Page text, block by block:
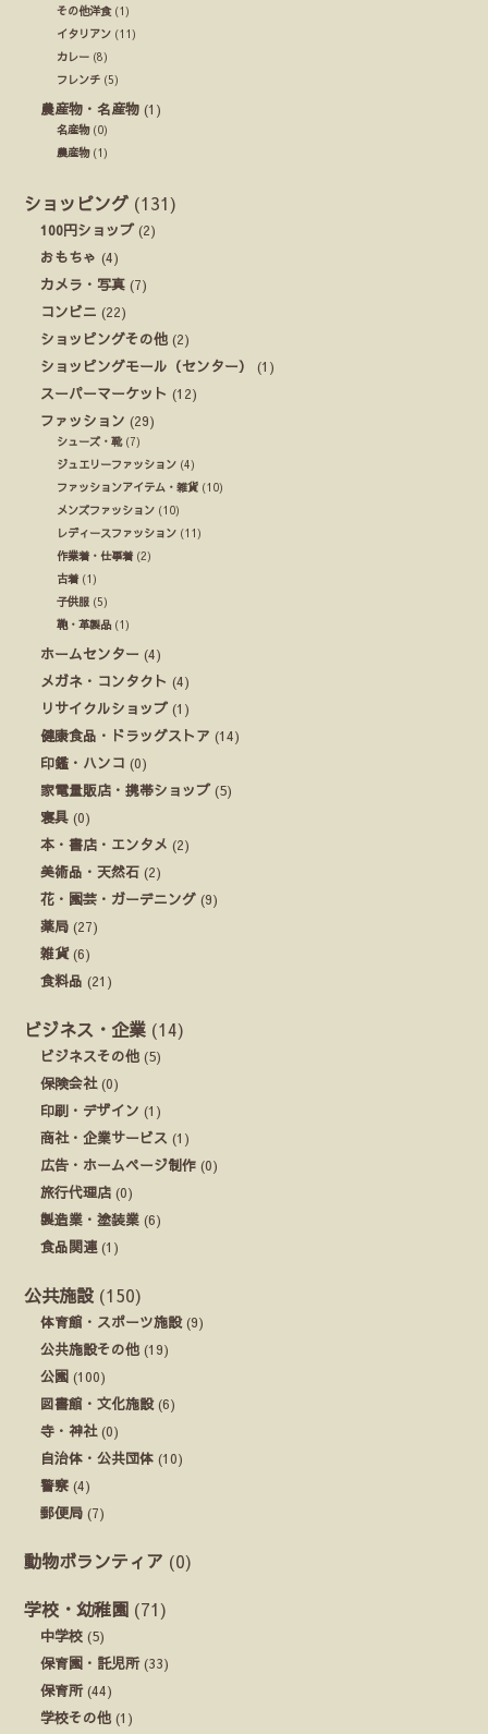
その他洋食(1)
イタリアン (11)
カレー (8)
フレンチ (5)
農産物・名産物 (1)
名産物(0)
農産物(1)
ショッピング (131)
100円ショップ (2)
おもちゃ (4)
カメラ・写真 (7)
コンビニ (22)
ショッピングその他 (2)
ショッピングモール（センター）
(1)
スーパーマーケット (12)
ファッション (29)
シューズ・靴(7)
ジュエリーファッション (4)
ファッションアイテム・雑貨 (10)
メンズファッション (10)
レディースファッション (11)
作業着・仕事着 (2)
古着 (1)
子供服 (5)
鞄・革製品 (1)
ホームセンター (4)
メガネ・コンタクト (4)
リサイクルショップ (1)
健康食品・ドラッグストア (14)
印鑑・ハンコ (0)
家電量販店・携帯ショップ (5)
寝具 (0)
本・書店・エンタメ (2)
美術品・天然石 (2)
花・園芸・ガーデニング (9)
薬局 (27)
雑貨(6)
食料品 (21)
ビジネス・企業 (14)
ビジネスその他 (5)
保険会社(0)
印刷・デザイン (1)
商社・企業サービス (1)
広告・ホームページ制作 (0)
旅行代理店 (0)
製造業・塗装業 (6)
食品関連 (1)
公共施設 (150)
体育館・スポーツ施設(9)
公共施設その他 (19)
公園 (100)
図書館・文化施設(6)
寺・神社(0)
自治体・公共団体 (10)
警察 (4)
郵便局 (7)
動物ボランティア (0)
学校・幼稚園 (71)
中学校 (5)
保育園・託児所(33)
保育所(44)
学校その他 (1)